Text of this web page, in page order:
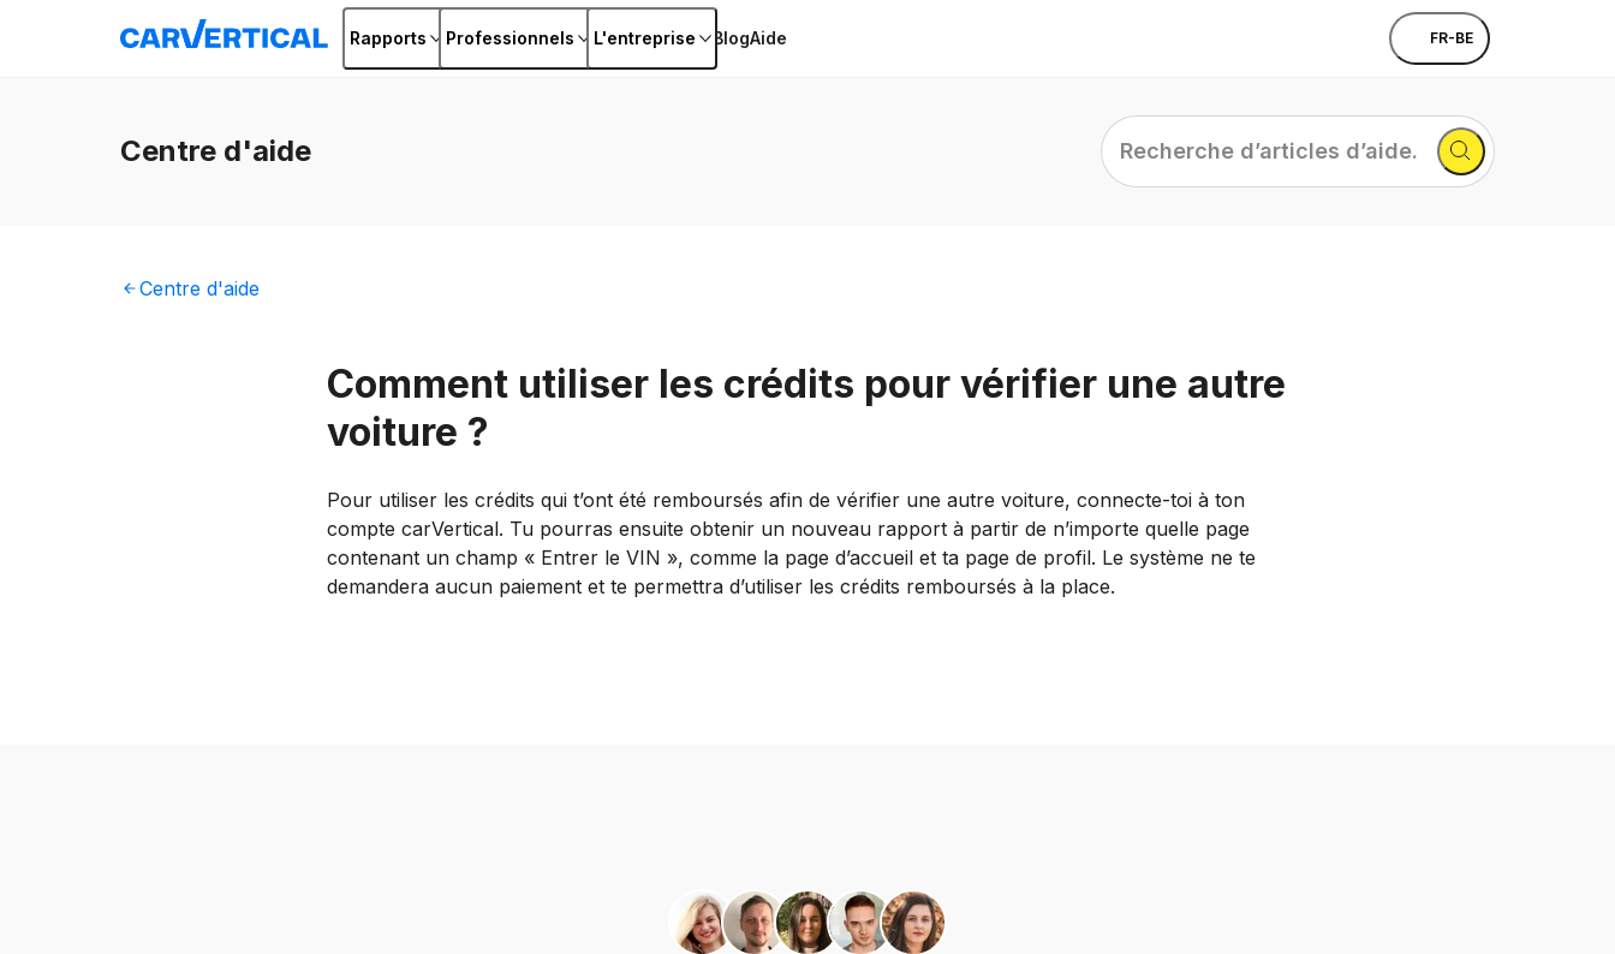
Rapports Professionnels L'entreprise BlogAide FR-BE
Centre d'aide
Recherche
d’articles
d’aide...
Centre d'aide
Comment utiliser les crédits pour vérifier une autre
voiture ?
Pour utiliser les crédits qui t’ont été remboursés afin de vérifier une autre voiture, connecte-toi à ton
compte carVertical. Tu pourras ensuite obtenir un nouveau rapport à partir de n’importe quelle page
contenant un champ « Entrer le VIN », comme la page d’accueil et ta page de profil. Le système ne te
demandera aucun paiement et te permettra d’utiliser les crédits remboursés à la place.